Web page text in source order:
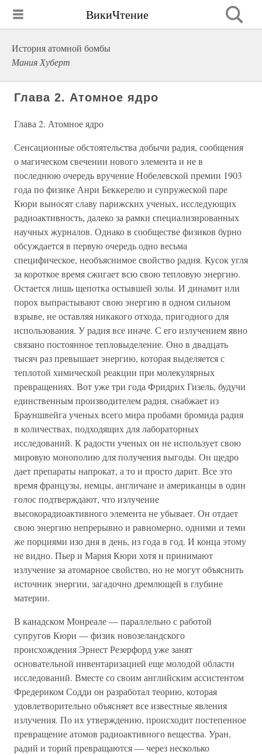
ВикиЧтение
История атомной бомбы
Мания Хуберт
Глава 2. Атомное ядро
Глава 2. Атомное ядро
Сенсационные обстоятельства добычи радия, сообщения
о магическом свечении нового элемента и не в
последнюю очередь вручение Нобелевской премии 1903
года по физике Анри Беккерелю и супружеской паре
Кюри выносят славу парижских ученых, исследующих
радиоактивность, далеко за рамки специализированных
научных журналов. Однако в сообществе физиков бурно
обсуждается в первую очередь одно весьма
специфическое, необъяснимое свойство радия. Кусок угля
за короткое время сжигает всю свою тепловую энергию.
Остается лишь щепотка остывшей золы. И динамит или
порох выпрастывают свою энергию в одном сильном
взрыве, не оставляя никакого отхода, пригодного для
использования. У радия все иначе. С его излучением явно
связано постоянное тепловыделение. Оно в двадцать
тысяч раз превышает энергию, которая выделяется с
теплотой химической реакции при молекулярных
превращениях. Вот уже три года Фридрих Гизель, будучи
единственным производителем радия, снабжает из
Брауншвейга ученых всего мира пробами бромида радия
в количествах, подходящих для лабораторных
исследований. К радости ученых он не использует свою
мировую монополию для получения выгоды. Он щедро
дает препараты напрокат, а то и просто дарит. Все это
время французы, немцы, англичане и американцы в один
голос подтверждают, что излучение
высокорадиоактивного элемента не убывает. Он отдает
свою энергию непрерывно и равномерно, одними и теми
же порциями изо дня в день, из года в год. И конца этому
не видно. Пьер и Мария Кюри хотя и принимают
излучение за атомарное свойство, но не могут объяснить
источник энергии, загадочно дремлющей в глубине
материи.
В канадском Монреале — параллельно с работой
супругов Кюри — физик новозеландского
происхождения Эрнест Резерфорд уже занят
основательной инвентаризацией еще молодой области
исследований. Вместе со своим английским ассистентом
Фредериком Содди он разработал теорию, которая
удовлетворительно объясняет все известные явления
излучения. По их утверждению, происходит постепенное
превращение атомов радиоактивного вещества. Уран,
радий и торий превращаются — через несколько